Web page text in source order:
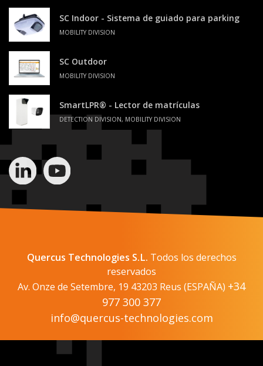
SC Indoor - Sistema de guiado para parking
MOBILITY DIVISION
SC Outdoor
MOBILITY DIVISION
SmartLPR® - Lector de matrículas
DETECTION DIVISION, MOBILITY DIVISION
Quercus Technologies S.L. Todos los derechos
reservados
Av. Onze de Setembre, 19 43203 Reus (ESPAÑA) +34
977 300 377
info@quercus-technologies.com